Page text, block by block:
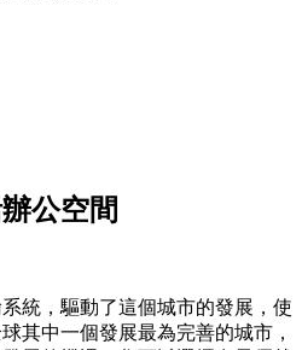
公空間
統，驅動了這個城市的發展，使
其中一個發展最為完善的城市，